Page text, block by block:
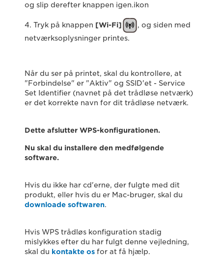
og slip derefter knappen igen.ikon
4. Tryk på knappen [Wi-Fi]
, og siden med
netværksoplysninger printes.
Når du ser på printet, skal du kontrollere, at
"Forbindelse" er "Aktiv" og SSID'et - Service
Set Identifier (navnet på det trådløse netværk)
er det korrekte navn for dit trådløse netværk.
Dette afslutter WPS-konfigurationen.
Nu skal du installere den medfølgende
software.
Hvis du ikke har cd'erne, der fulgte med dit
produkt, eller hvis du er Mac-bruger, skal du
downloade softwaren.
Hvis WPS trådløs konfiguration stadig
mislykkes efter du har fulgt denne vejledning,
skal du kontakte os for at få hjælp.